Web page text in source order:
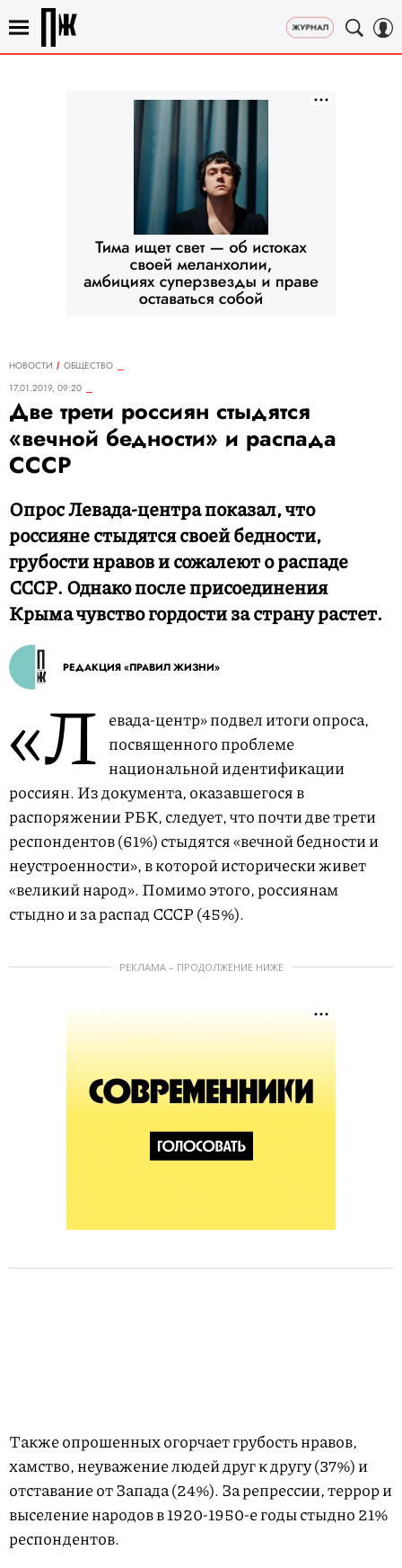
НОВОСТИ
ОБЩЕСТВО
17.01.2019, 09:20
Две трети россиян стыдятся
«вечной бедности» и распада
СССР
Опрос Левада-центра показал, что
россияне стыдятся своей бедности,
грубости нравов и сожалеют о распаде
СССР. Однако после присоединения
Крыма чувство гордости за страну растет.
РЕДАКЦИЯ «ПРАВИЛ ЖИЗНИ»
«Л евада-центр» подвел итоги опроса,
посвященного проблеме
национальной идентификации
россиян. Из документа, оказавшегося в
распоряжении РБК, следует, что почти две трети
респондентов (61%) стыдятся «вечной бедности и
неустроенности», в которой исторически живет
«великий народ». Помимо этого, россиянам
стыдно и за распад СССР (45%).
РЕКЛАМА – ПРОДОЛЖЕНИЕ НИЖЕ
Также опрошенных огорчает грубость нравов,
хамство, неуважение людей друг к другу (37%) и
отставание от Запада (24%). За репрессии, террор и
выселение народов в 1920-1950-е годы стыдно 21%
респондентов.